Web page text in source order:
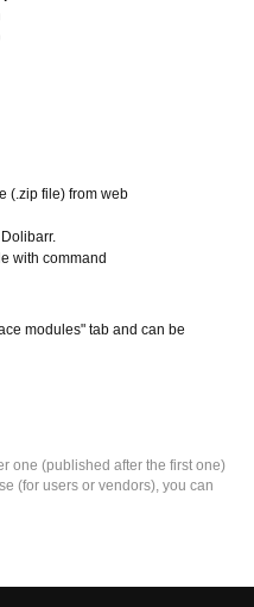
(.zip file) from web
with command
modules" tab and can be
one (published after the first one)
(for users or vendors), you can